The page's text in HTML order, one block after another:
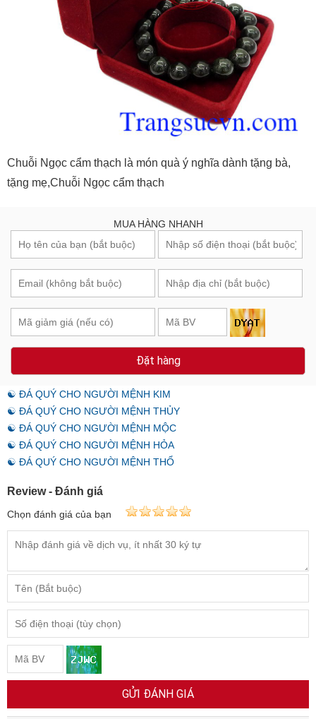
Chuỗi Ngọc cẩm thạch là món quà ý nghĩa dành tặng bà,
tặng mẹ,Chuỗi Ngọc cẩm thạch
MUA HÀNG NHANH
Đặt hàng
☯ ĐÁ QUÝ CHO NGƯỜI MỆNH KIM
☯ ĐÁ QUÝ CHO NGƯỜI MỆNH THỦY
☯ ĐÁ QUÝ CHO NGƯỜI MỆNH MỘC
☯ ĐÁ QUÝ CHO NGƯỜI MỆNH HỎA
☯ ĐÁ QUÝ CHO NGƯỜI MỆNH THỔ
Review - Đánh giá
Chọn đánh giá của bạn
GỬI ĐÁNH GIÁ